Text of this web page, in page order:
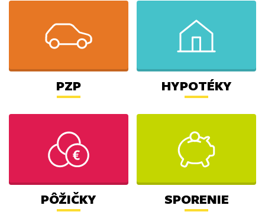
PZP HYPOTÉKY
PÔŽIČKY SPORENIE